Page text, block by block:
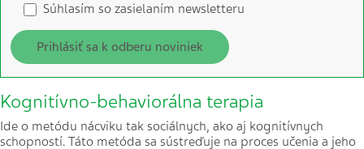
Súhlasím so zasielaním newsletteru
Prihlásiť sa k odberu noviniek
Kognitívno-behaviorálna terapia
Ide o metódu nácviku tak sociálnych, ako aj kognitívnych
schopností. Táto metóda sa sústreďuje na proces učenia a jeho